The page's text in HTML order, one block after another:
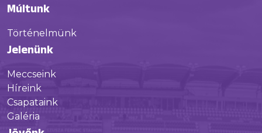
Múltunk
Történelmünk
Jelenünk
Meccseink
Híreink
Csapataink
Galéria